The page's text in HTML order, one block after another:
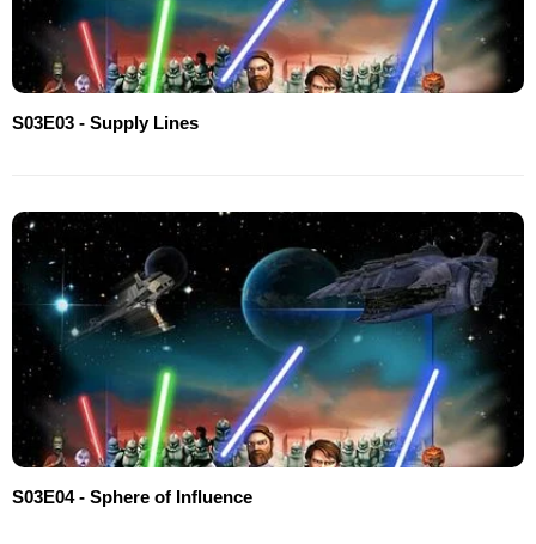
S03E03 - Supply Lines
S03E04 - Sphere of Influence